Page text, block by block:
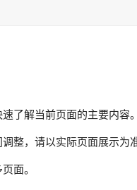
了解当前页面的主要内容。
整，请以实际页面展示为准
面。